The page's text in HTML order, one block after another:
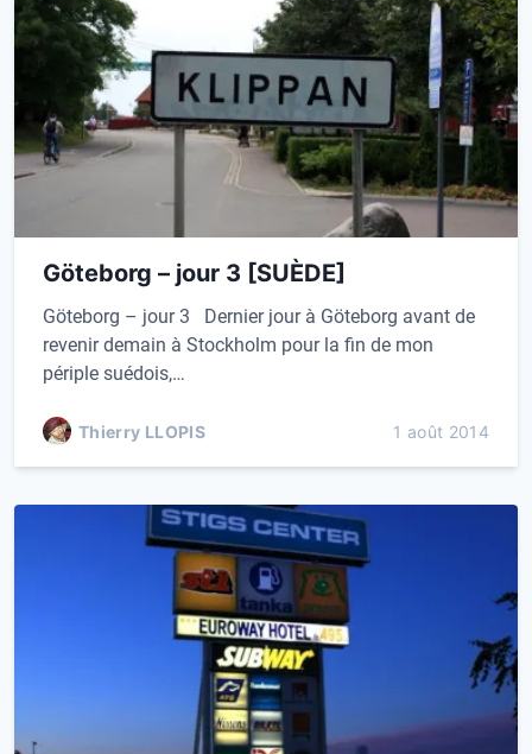
Göteborg – jour 3 [SUÈDE]
Göteborg – jour 3 Dernier jour à Göteborg avant de
revenir demain à Stockholm pour la fin de mon
périple suédois,…
Thierry LLOPIS 1 août 2014